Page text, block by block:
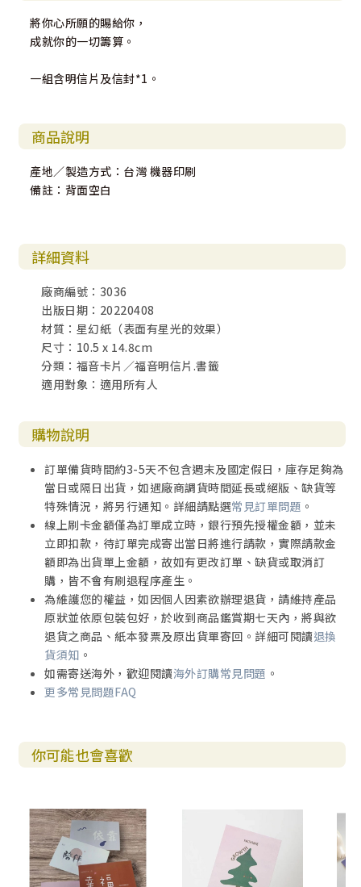
將你心所願的賜給你，
成就你的一切籌算。
一組含明信片及信封*1。
商品說明
產地／製造方式：台灣 機器印刷
備註：背面空白
詳細資料
廠商編號：3036
出版日期：20220408
材質：星幻紙（表面有星光的效果）
尺寸：10.5 x 14.8cm
分類：福音卡片／福音明信片.書籤
適用對象：適用所有人
購物說明
訂單備貨時間約3-5天不包含週末及國定假日，庫存足夠為
當日或隔日出貨，如遇廠商調貨時間延長或絕版、缺貨等
特殊情況，將另行通知。詳細請點選常見訂單問題 。
線上刷卡金額僅為訂單成立時，銀行預先授權金額，並未
立即扣款，待訂單完成寄出當日將進行請款，實際請款金
額即為出貨單上金額，故如有更改訂單、缺貨或取消訂
購，皆不會有刷退程序產生。
為維護您的權益，如因個人因素欲辦理退貨，請維持產品
原狀並依原包裝包好，於收到商品鑑賞期七天內，將與欲
退貨之商品、紙本發票及原出貨單寄回。詳細可閱讀退換
貨須知 。
如需寄送海外，歡迎閱讀海外訂購常見問題 。
更多常見問題FAQ
你可能也會喜歡